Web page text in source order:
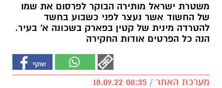
משטרת ישראל מותירה הבוקר לפרסום את שמו
של החשוד אשר נעצר לפני כשבוע בחשד
להטרדה מינית של קטין בפארק בשכונה א' בעיר.
הנה כל הפרטים אודות החקירה
מערכת האתר / 08:35 18.09.22